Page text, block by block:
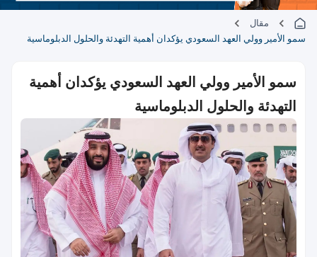
مقال
سمو الأمير وولي العهد السعودي يؤكدان أهمية التهدئة والحلول الدبلوماسية
سمو الأمير وولي العهد السعودي يؤكدان أهمية
التهدئة والحلول الدبلوماسية